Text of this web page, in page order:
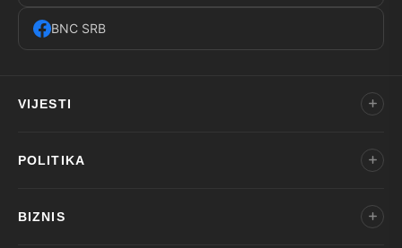
BNC SRB
VIJESTI
POLITIKA
BIZNIS